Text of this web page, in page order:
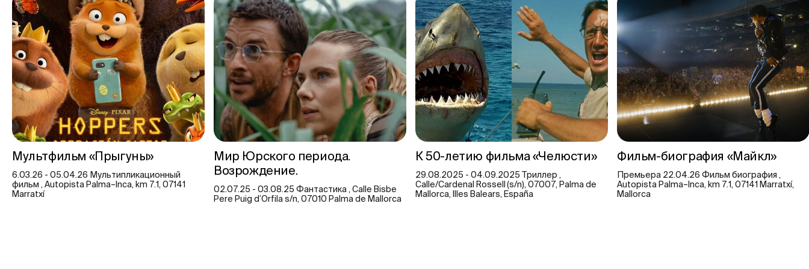
Мультфильм «Прыгуны»
6.03.26 - 05.04.26 Мультипликационный
фильм , Autopista Palma–Inca, km 7.1, 07141
Marratxí
Мир Юрского периода.
Возрождение.
02.07.25 - 03.08.25 Фантастика , Calle Bisbe
Pere Puig d’Orfila s/n, 07010 Palma de Mallorca
К 50-летию фильма «Челюсти»
29.08.2025 - 04.09.2025 Триллер ,
Calle/Cardenal Rossell (s/n), 07007, Palma de
Mallorca, Illes Balears, España
Фильм-биография «Майкл»
Премьера 22.04.26 Фильм биография ,
Autopista Palma–Inca, km 7.1, 07141 Marratxí,
Mallorca